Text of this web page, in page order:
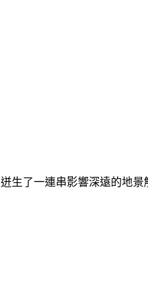
了一連串影響深遠的地景